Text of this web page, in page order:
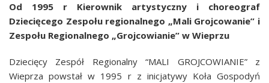
Od 1995 r Kierownik artystyczny i choreograf
Dziecięcego Zespołu regionalnego „Mali Grojcowanie” i
Zespołu Regionalnego „Grojcowianie” w Wieprzu
Dziecięcy Zespół Regionalny “MALI GROJCOWIANIE” z
Wieprza powstał w 1995 rz inicjatywy Koła Gospodyń